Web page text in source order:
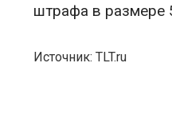
штрафа в размере
Источник: TLT.ru